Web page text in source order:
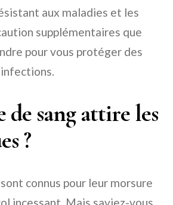
aux maladies et les
supplémentaires que
pour vous protéger des
de sang attire les
?
connus pour leur morsure